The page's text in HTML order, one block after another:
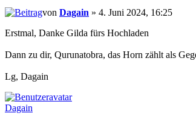
von Dagain » 4. Juni 2024, 16:25
Erstmal, Danke Gilda fürs Hochladen
Dann zu dir, Qurunatobra, das Horn zählt als
Lg, Dagain
Dagain